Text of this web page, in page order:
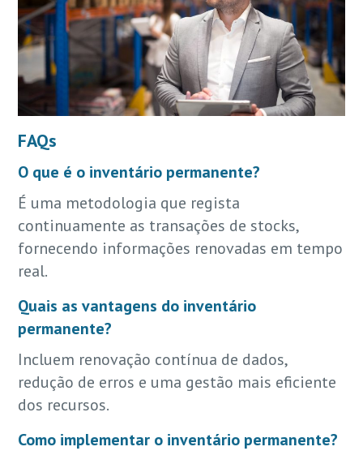
FAQs
O que é o inventário permanente?
É uma metodologia que regista
continuamente as transações de stocks,
fornecendo informações renovadas em tempo
real.
Quais as vantagens do inventário
permanente?
Incluem renovação contínua de dados,
redução de erros e uma gestão mais eficiente
dos recursos.
Como implementar o inventário permanente?